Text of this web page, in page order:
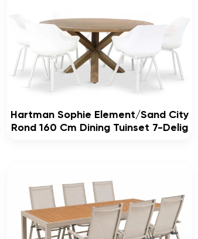
Hartman Sophie Element/Sand City
Rond 160 Cm Dining Tuinset 7-Delig